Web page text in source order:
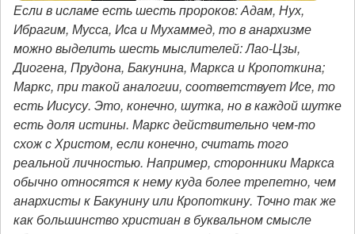
Если в исламе есть шесть пророков: Адам, Нух,
Ибрагим, Мусса, Иса и Мухаммед, то в анархизме
можно выделить шесть мыслителей: Лао-Цзы,
Диогена, Прудона, Бакунина, Маркса и Кропоткина;
Маркс, при такой аналогии, соответствует Исе, то
есть Иисусу. Это, конечно, шутка, но в каждой шутке
есть доля истины. Маркс действительно чем-то
схож с Христом, если конечно, считать того
реальной личностью. Например, сторонники Маркса
обычно относятся к нему куда более трепетно, чем
анархисты к Бакунину или Кропоткину. Точно так же
как большинство христиан в буквальном смысле